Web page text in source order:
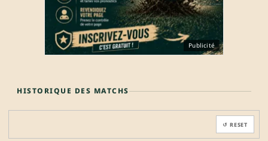
Publicité
HISTORIQUE DES MATCHS
↺ RESET